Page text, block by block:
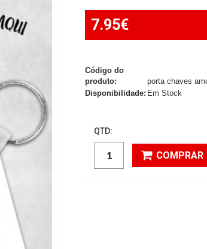
7.95€
Código do
produto:
porta chaves
Disponibilidade:Em Stock
QTD:
COMPRAR